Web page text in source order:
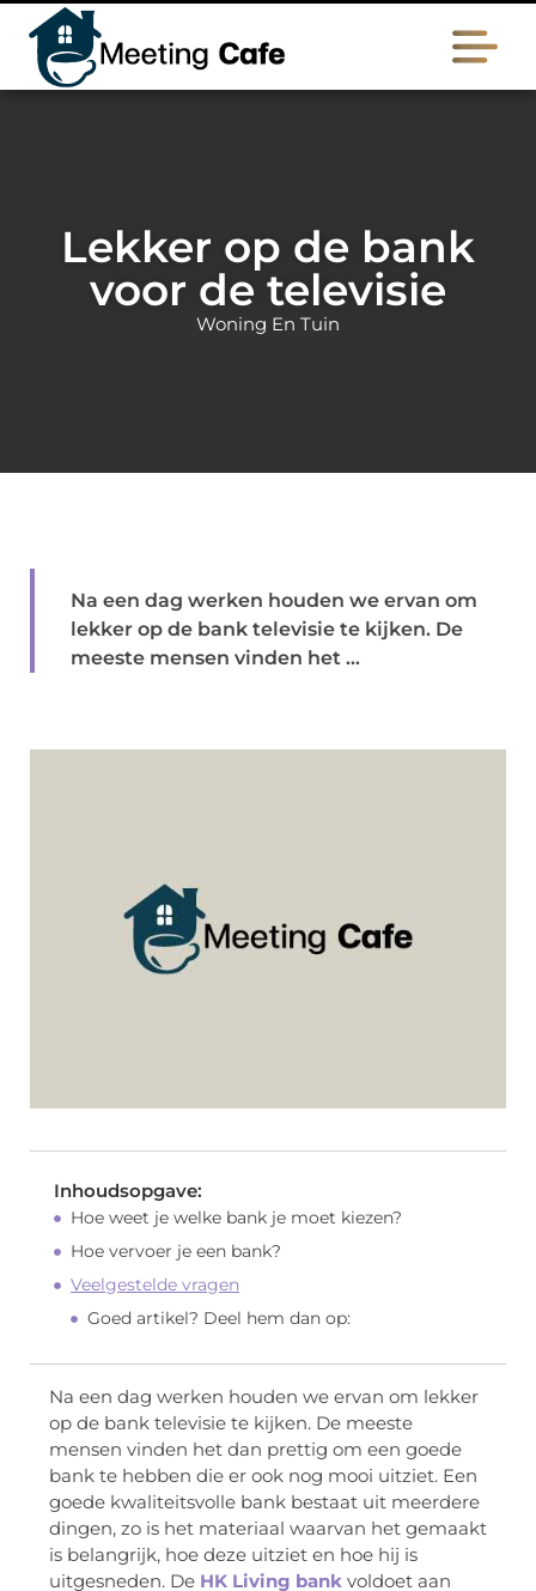
Lekker op de bank
voor de televisie
Woning En Tuin
Na een dag werken houden we ervan om
lekker op de bank televisie te kijken. De
meeste mensen vinden het ...
Inhoudsopgave:
Hoe weet je welke bank je moet kiezen?
Hoe vervoer je een bank?
Veelgestelde vragen
Goed artikel? Deel hem dan op:
Na een dag werken houden we ervan om lekker
op de bank televisie te kijken. De meeste
mensen vinden het dan prettig om een goede
bank te hebben die er ook nog mooi uitziet. Een
goede kwaliteitsvolle bank bestaat uit meerdere
dingen, zo is het materiaal waarvan het gemaakt
is belangrijk, hoe deze uitziet en hoe hij is
uitgesneden. De HK Living bank voldoet aan